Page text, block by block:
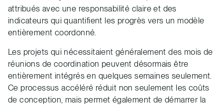
attribués avec une responsabilité claire et des
indicateurs qui quantifient les progrès vers un modèle
entièrement coordonné.
Les projets qui nécessitaient généralement des mois de
réunions de coordination peuvent désormais être
entièrement intégrés en quelques semaines seulement.
Ce processus accéléré réduit non seulement les coûts
de conception, mais permet également de démarrer la